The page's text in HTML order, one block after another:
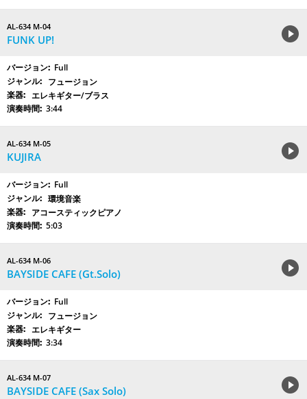
AL-634 M-04
FUNK UP!
Full
フュージョン
エレキギター/ブラス
3:44
AL-634 M-05
KUJIRA
Full
環境音楽
アコースティックピアノ
5:03
AL-634 M-06
BAYSIDE CAFE (Gt.Solo)
Full
フュージョン
エレキギター
3:34
AL-634 M-07
BAYSIDE CAFE (Sax Solo)